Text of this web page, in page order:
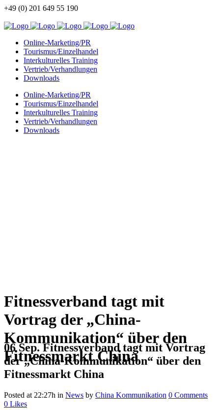
+49 (0) 201 649 55 190
Online-Marketing/PR
Tourismus/Einzelhandel
Interkulturelles Training
Vertrieb/Verhandlungen
Downloads
Online-Marketing/PR
Tourismus/Einzelhandel
Interkulturelles Training
Vertrieb/Verhandlungen
Downloads
Fitnessverband tagt mit
Vortrag der „China-
Kommunikation“ über den
Fitnessmarkt China
06 Sep.Fitnessverband tagt mit Vortrag
der „China-Kommunikation“ über den
Fitnessmarkt China
Posted at 22:27h in News by China Kommunikation 0 Comments
0 Likes